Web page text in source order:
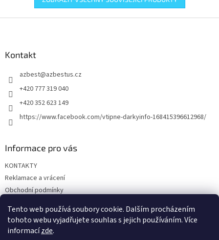
Tento web používá soubory cookie. Dalším procházením
tohoto webu vyjadřujete souhlas s jejich používáním. Více
informacízde.
Kontakt
azbest@azbestus.cz
+420 777 319 040
+420 352 623 149
https://www.facebook.com/vtipne-darkyinfo-168415396612968/
Informace pro vás
KONTAKTY
Reklamace a vrácení
Obchodní podmínky
Doprava a platba